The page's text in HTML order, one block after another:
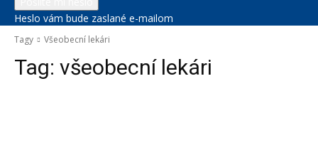
Heslo vám bude zaslané e-mailom
Tagy Všeobecní lekári
Tag: všeobecní lekári